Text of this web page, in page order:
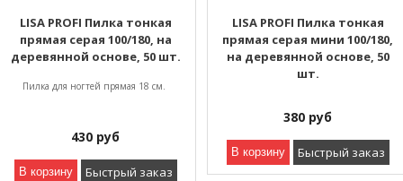
LISA PROFI Пилка тонкая
прямая серая 100/180, на
деревянной основе, 50 шт.
Пилка для ногтей прямая 18 см.
430 руб
В корзину Быстрый заказ
LISA PROFI Пилка тонкая
прямая серая мини 100/180,
на деревянной основе, 50
шт.
380 руб
В корзину Быстрый заказ